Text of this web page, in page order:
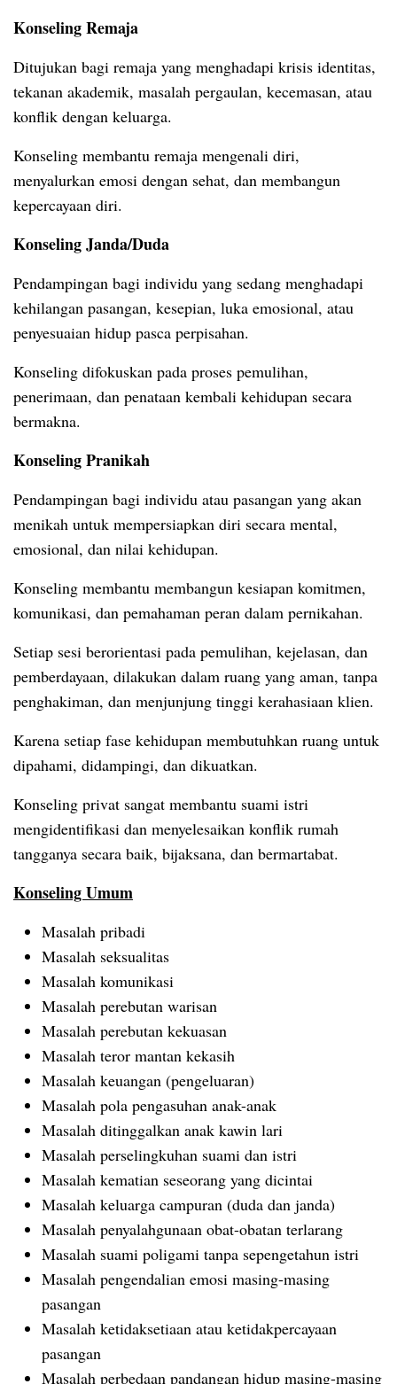
Konseling Remaja
Ditujukan bagi remaja yang menghadapi krisis identitas,
tekanan akademik, masalah pergaulan, kecemasan, atau
konflik dengan keluarga.
Konseling membantu remaja mengenali diri,
menyalurkan emosi dengan sehat, dan membangun
kepercayaan diri.
Konseling Janda/Duda
Pendampingan bagi individu yang sedang menghadapi
kehilangan pasangan, kesepian, luka emosional, atau
penyesuaian hidup pasca perpisahan.
Konseling difokuskan pada proses pemulihan,
penerimaan, dan penataan kembali kehidupan secara
bermakna.
Konseling Pranikah
Pendampingan bagi individu atau pasangan yang akan
menikah untuk mempersiapkan diri secara mental,
emosional, dan nilai kehidupan.
Konseling membantu membangun kesiapan komitmen,
komunikasi, dan pemahaman peran dalam pernikahan.
Setiap sesi berorientasi pada pemulihan, kejelasan, dan
pemberdayaan, dilakukan dalam ruang yang aman, tanpa
penghakiman, dan menjunjung tinggi kerahasiaan klien.
Karena setiap fase kehidupan membutuhkan ruang untuk
dipahami, didampingi, dan dikuatkan.
Konseling privat sangat membantu suami istri
mengidentifikasi dan menyelesaikan konflik rumah
tangganya secara baik, bijaksana, dan bermartabat.
Konseling Umum
Masalah pribadi
Masalah seksualitas
Masalah komunikasi
Masalah perebutan warisan
Masalah perebutan kekuasan
Masalah teror mantan kekasih
Masalah keuangan (pengeluaran)
Masalah pola pengasuhan anak-anak
Masalah ditinggalkan anak kawin lari
Masalah perselingkuhan suami dan istri
Masalah kematian seseorang yang dicintai
Masalah keluarga campuran (duda dan janda)
Masalah penyalahgunaan obat-obatan terlarang
Masalah suami poligami tanpa sepengetahun istri
Masalah pengendalian emosi masing-masing
pasangan
Masalah ketidaksetiaan atau ketidakpercayaan
pasangan
Masalah perbedaan pandangan hidup masing-masing